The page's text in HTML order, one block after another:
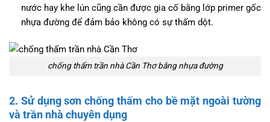
nước hay khe lún cũng cần được gia cố bằng lớp primer gốc
nhựa đường để đảm bảo không có sự thấm dột.
chống thấm trần nhà Cần Thơ bằng nhựa đường
2. Sử dụng sơn chống thấm cho bề mặt ngoài tường
và trần nhà chuyên dụng